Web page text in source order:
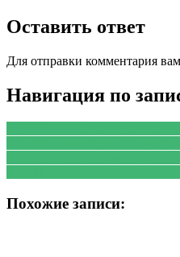
Оставить ответ
Для отправки комментария
Навигация по
Похожие записи: